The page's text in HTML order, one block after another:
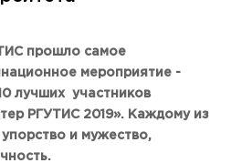
округ Пушкинский,
99
прошло самое
мероприятие -
лучших участников
РГУТИС 2019». Каждому из
и мужество,